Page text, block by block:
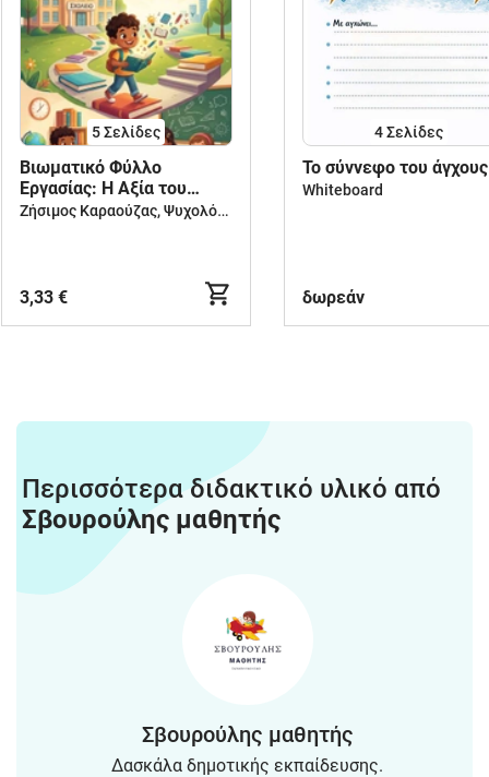
5Σελίδες
Βιωματικό Φύλλο
Εργασίας: Η Αξία του
Σχολείου (Δημοτικό)
Ζήσιμος Καραούζας, Ψυχολόγος-Ψυχοθεραπευτής
3,33 €
4Σελίδες
Το σύννεφο του άγχους
Whiteboard
δωρεάν
Περισσότερα διδακτικό υλικό από
Σβουρούλης μαθητής
Σβουρούλης μαθητής
Δασκάλα δημοτικής εκπαίδευσης.